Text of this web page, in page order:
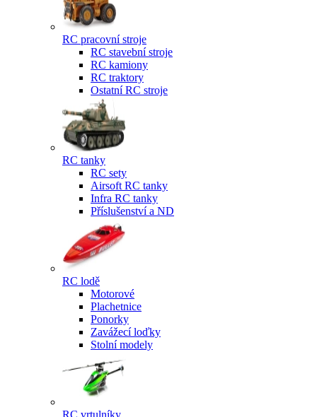
RC pracovní stroje
RC stavební stroje
RC kamiony
RC traktory
Ostatní RC stroje
RC tanky
RC sety
Airsoft RC tanky
Infra RC tanky
Příslušenství a ND
RC lodě
Motorové
Plachetnice
Ponorky
Zavážecí loďky
Stolní modely
RC vrtulníky